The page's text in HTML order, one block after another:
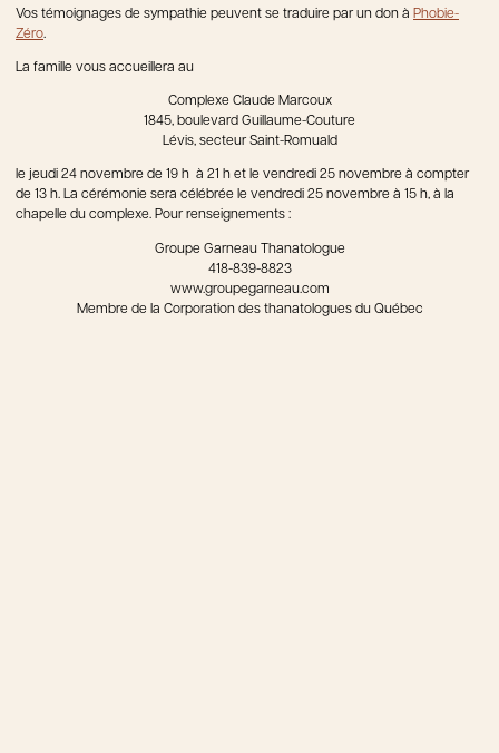
Vos témoignages de sympathie peuvent se traduire par un don à Phobie-
Zéro.
La famille vous accueillera au
Complexe Claude Marcoux
1845, boulevard Guillaume-Couture
Lévis, secteur Saint-Romuald
le jeudi 24 novembre de 19 h à 21 h et le vendredi 25 novembre à compter
de 13 h. La cérémonie sera célébrée le vendredi 25 novembre à 15 h, à la
chapelle du complexe. Pour renseignements :
Groupe Garneau Thanatologue
418-839-8823
www.groupegarneau.com
Membre de la Corporation des thanatologues du Québec